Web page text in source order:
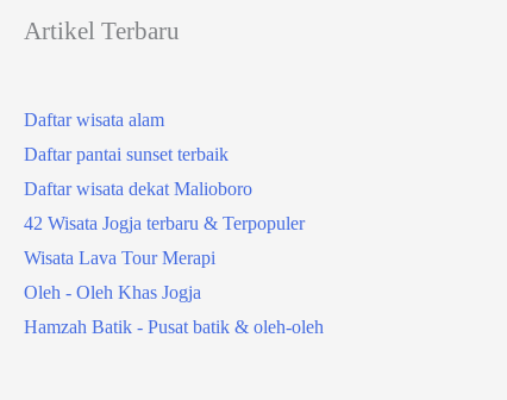
Artikel Terbaru
Daftar wisata alam
Daftar pantai sunset terbaik
Daftar wisata dekat Malioboro
42 Wisata Jogja terbaru & Terpopuler
Wisata Lava Tour Merapi
Oleh - Oleh Khas Jogja
Hamzah Batik - Pusat batik & oleh-oleh